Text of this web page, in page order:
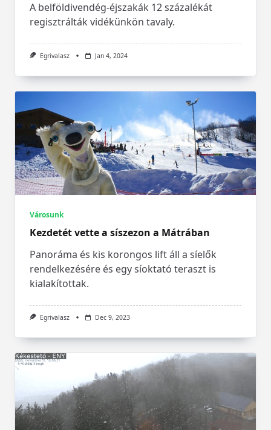
A belföldivendég-éjszakák 12 százalékát
regisztrálták vidékünkön tavaly.
Egrivalasz Jan 4, 2024
Városunk
Kezdetét vette a síszezon a Mátrában
Panoráma és kis korongos lift áll a síelők
rendelkezésére és egy síoktató teraszt is
kialakítottak.
Egrivalasz Dec 9, 2023